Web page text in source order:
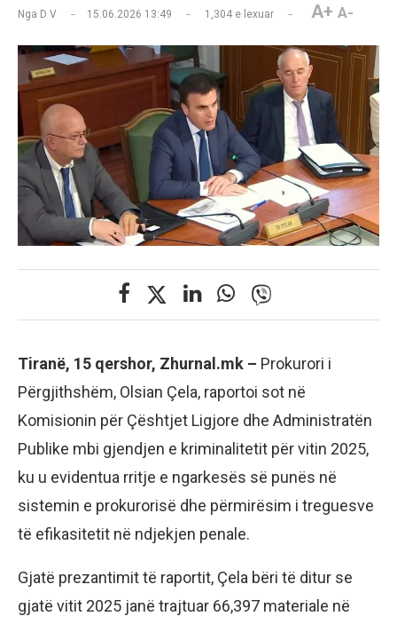
Nga D V 15.06.2026 13:49 1,304 e lexuar A+ A-
Tiranë, 15 qershor, Zhurnal.mk – Prokurori i
Përgjithshëm, Olsian Çela, raportoi sot në
Komisionin për Çështjet Ligjore dhe Administratën
Publike mbi gjendjen e kriminalitetit për vitin 2025,
ku u evidentua rritje e ngarkesës së punës në
sistemin e prokurorisë dhe përmirësim i treguesve
të efikasitetit në ndjekjen penale.
Gjatë prezantimit të raportit, Çela bëri të ditur se
gjatë vitit 2025 janë trajtuar 66,397 materiale në